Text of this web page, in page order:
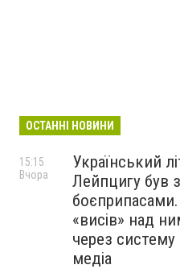
ОСТАННІ НОВИНИ
Український
Лейпцигу був
«висів» над
через
медіа
15:15
Вчора